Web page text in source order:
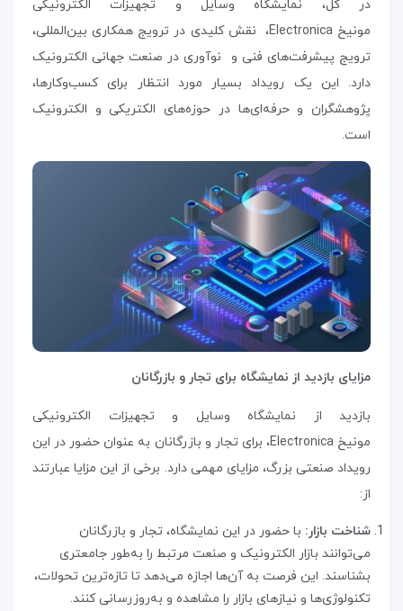
در کل، نمایشگاه وسایل و تجهیزات الکترونیکی
مونیخElectronica، نقش کلیدی در ترویج همکاری بین‌المللی،
ترویج پیشرفت‌های فنی و نوآوری در صنعت جهانی الکترونیک
دارد. این یک رویداد بسیار مورد انتظار برای کسب‌وکارها،
پژوهشگران و حرفه‌ای‌ها در حوزه‌های الکتریکی و الکترونیک
است.
مزایای بازدید از نمایشگاه برای تجار و بازرگانان
بازدید از نمایشگاه وسایل و تجهیزات الکترونیکی
مونیخElectronica، برای تجار و بازرگانان به عنوان حضور در این
رویداد صنعتی بزرگ، مزایای مهمی دارد. برخی از این مزایا عبارتند
از :
شناخت بازار: با حضور در این نمایشگاه، تجار و بازرگانان
می‌توانند بازار الکترونیک و صنعت مرتبط را به‌طور جامعتری
بشناسند. این فرصت به آن‌ها اجازه می‌دهد تا تازه‌ترین تحولات،
تکنولوژی‌ها و نیازهای بازار را مشاهده و به‌روزرسانی کنند.